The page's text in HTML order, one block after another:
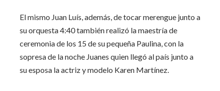
El mismo Juan Luís, además, de tocar merengue junto a
su orquesta 4:40 también realizó la maestría de
ceremonia de los 15 de su pequeña Paulina, con la
sopresa de la noche Juanes quien llegó al país junto a
su esposa la actriz y modelo Karen Martínez.